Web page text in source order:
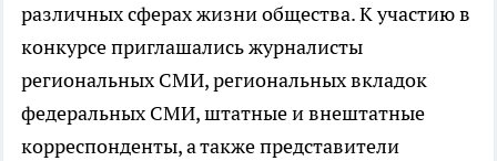
различных сферах жизни общества. К участию в
конкурсе приглашались журналисты
региональных СМИ, региональных вкладок
федеральных СМИ, штатные и внештатные
корреспонденты, а также представители